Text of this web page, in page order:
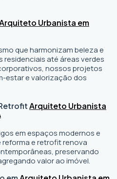
Urbanista em
que harmonizam beleza e
residenciais até áreas verdes
nossos projetos
estar e valorização dos
Arquiteto Urbanista
em espaços modernos e
e retrofit renova
preservando
valor ao imóvel.